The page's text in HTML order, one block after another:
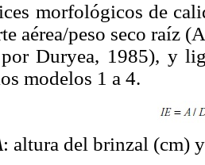
morfológicos de
aérea/peso seco
por Duryea, 1985), y
modelos 1 a 4.
: altura del brinzal (cm)